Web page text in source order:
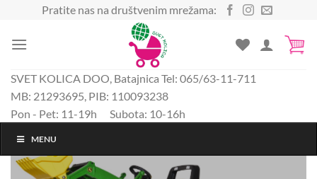
sadržaj
Pratite nas na društvenim mrežama:
SVET KOLICA DOO, Batajnica Tel: 065/63-11-711
MB: 21293695, PIB: 110093238
Pon - Pet: 11-19h Subota: 10-16h
MENU